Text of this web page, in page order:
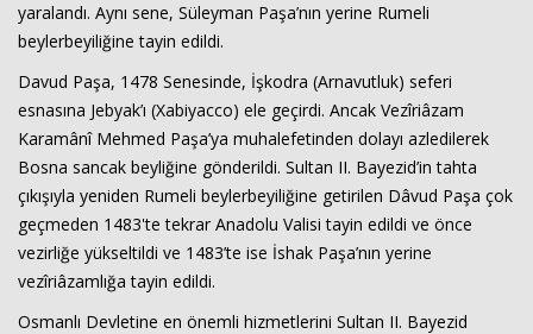
yaralandı. Aynı sene, Süleyman Paşa’nın yerine Rumeli
beylerbeyiliğine tayin edildi.
Davud Paşa, 1478 Senesinde, İşkodra (Arnavutluk) seferi
esnasına Jebyak’ı (Xabiyacco) ele geçirdi. Ancak Vezîriâzam
Karamânî Mehmed Paşa’ya muhalefetinden dolayı azledilerek
Bosna sancak beyliğine gönderildi. Sultan II. Bayezid’in tahta
çıkışıyla yeniden Rumeli beylerbeyiliğine getirilen Dâvud Paşa çok
geçmeden 1483'te tekrar Anadolu Valisi tayin edildi ve önce
vezirliğe yükseltildi ve 1483’te ise İshak Paşa’nın yerine
vezîriâzamlığa tayin edildi.
Osmanlı Devletine en önemli hizmetlerini Sultan II. Bayezid